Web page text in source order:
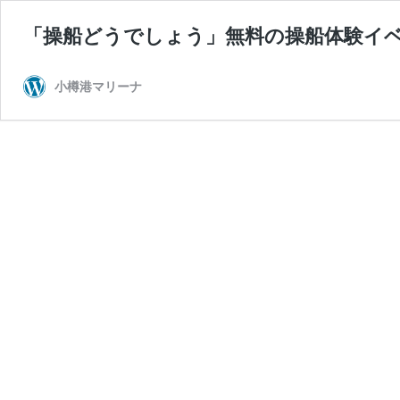
「操船どうでしょう」無料の操船体験イ
小樽港マリーナ